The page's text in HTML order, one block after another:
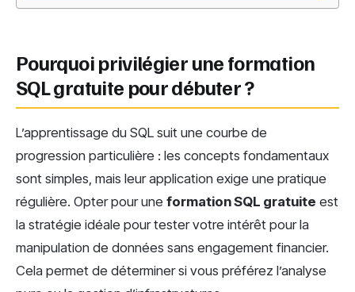
Pourquoi privilégier une formation
SQL gratuite pour débuter ?
L’apprentissage du SQL suit une courbe de
progression particulière : les concepts fondamentaux
sont simples, mais leur application exige une pratique
régulière. Opter pour une formation SQL gratuite est
la stratégie idéale pour tester votre intérêt pour la
manipulation de données sans engagement financier.
Cela permet de déterminer si vous préférez l’analyse